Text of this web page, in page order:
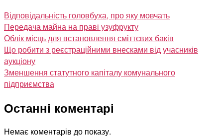
Відповідальність головбуха, про яку мовчать
Передача майна на праві узуфрукту
Облік місць для встановлення сміттєвих баків
Що робити з реєстраційними внесками від учасників
аукціону
Зменшення статутного капіталу комунального
підприємства
Останні коментарі
Немає коментарів до показу.